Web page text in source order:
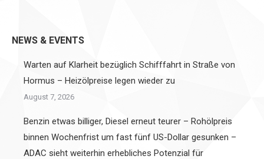
NEWS & EVENTS
Warten auf Klarheit bezüglich Schifffahrt in Straße von
Hormus – Heizölpreise legen wieder zu
August 7, 2026
Benzin etwas billiger, Diesel erneut teurer – Rohölpreis
binnen Wochenfrist um fast fünf US-Dollar gesunken –
ADAC sieht weiterhin erhebliches Potenzial für